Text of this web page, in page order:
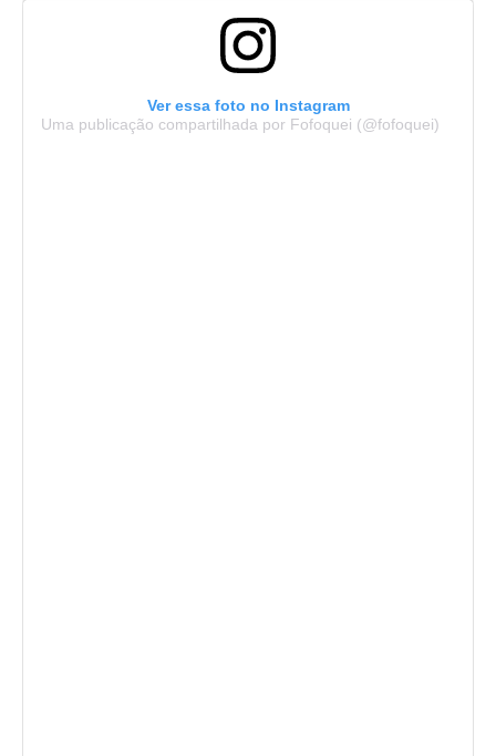
Ver essa foto no Instagram
Uma publicação compartilhada por Fofoquei (@fofoquei)